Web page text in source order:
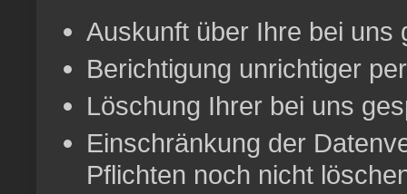
Auskunft über Ihre bei uns
Berichtigung unrichtiger
Löschung Ihrer bei uns
Einschränkung der
Pflichten noch nicht